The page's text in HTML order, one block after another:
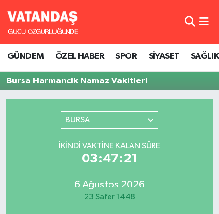
GÜNDEM ÖZEL HABER SPOR SİYASET SAĞLIK
Bursa Harmancik Namaz Vakitleri
BURSA
İKINDI VAKTINE KALAN SÜRE
03:47:21
6 Ağustos 2026
23 Safer 1448
GÜNDEM
Hava Durumu
Tüm Manşetler